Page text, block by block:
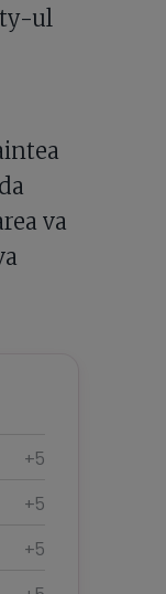
ul
va
+5
+5
+5